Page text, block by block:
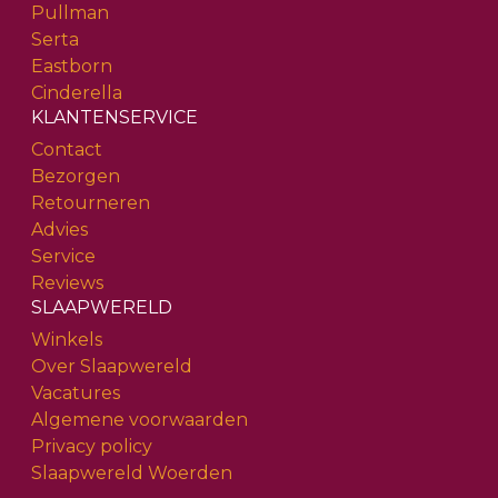
Pullman
Serta
Eastborn
Cinderella
KLANTENSERVICE
Contact
Bezorgen
Retourneren
Advies
Service
Reviews
SLAAPWERELD
Winkels
Over Slaapwereld
Vacatures
Algemene voorwaarden
Privacy policy
Slaapwereld Woerden